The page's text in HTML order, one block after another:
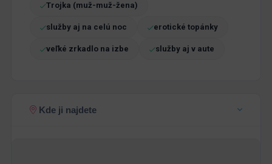
Trojka (muž-muž-žena)
služby aj na celú noc erotické topánky
veľké zrkadlo na izbe služby aj v aute
Kde ji najdete